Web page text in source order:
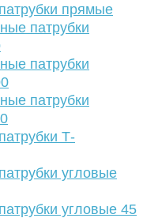
прямые
патрубки
патрубки
патрубки
Т-
угловые
угловые 45